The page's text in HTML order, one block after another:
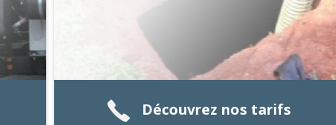
Découvrez nos tarifs